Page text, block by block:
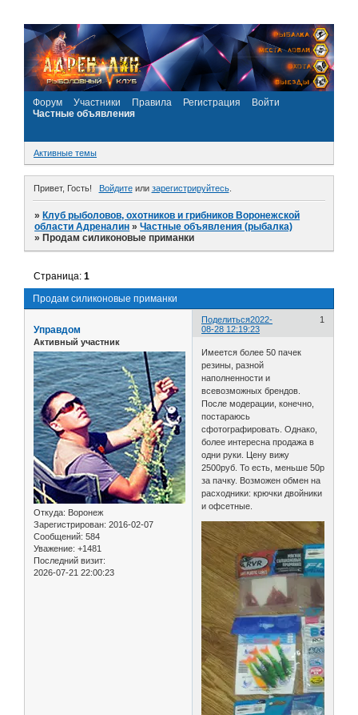
Форум Участники Правила Регистрация
Войти
Частные объявления
Активные темы
Привет, Гость! Войдитеили зарегистрируйтесь.
»Клуб рыболовов, охотников и грибников Воронежской
области Адреналин »Частные объявления (рыбалка)
»Продам силиконовые приманки
Продам силиконовые приманки
Страница:1
Поделиться 1
2022-
08-28 12:19:23
Управдом
Активный участник
Откуда: Воронеж
Зарегистрирован: 2016-02-07
Сообщений: 584
Уважение: +1481
Последний визит:
2026-07-21 22:00:23
Имеется более 50 пачек
резины, разной
наполненности и
всевозможных брендов.
После модерации, конечно,
постараюсь
сфотографировать. Однако,
более интересна продажа в
одни руки. Цену вижу
2500руб. То есть, меньше 50р
за пачку. Возможен обмен на
расходники: крючки двойники
и офсетные.